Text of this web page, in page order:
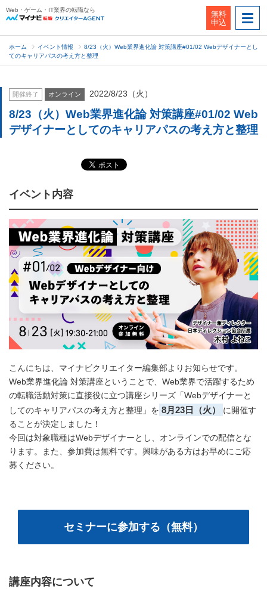
Web・ゲーム・IT業界の転職なら
無料
申込
ホーム イベント情報
8/23（火）Web業界進化論 対策講座#01/02 Webデザイナーとし
てのキャリアパスの考え方と整理
開催終了 オンライン 2022/8/23（火）
8/23（火）Web業界進化論 対策講座#01/02 Web
デザイナーとしてのキャリアパスの考え方と整理
イベント内容
こんにちは、マイナビクリエイター編集部よりお知らせです。
Web業界進化論 対策講座ということで、Web業界で活躍するため
の転職活動対策に直接役に立つ講座シリーズ「Webデザイナーと
してのキャリアパスの考え方と整理」を 8月23日（火）
に開催す
ることが決定しました！
今回は対象職種はWebデザイナーとし、オンラインでの配信とな
ります。また、参加費は無料です。興味がある方はお早めにご応
募ください。
セミナーに参加する（無料）
講座内容について